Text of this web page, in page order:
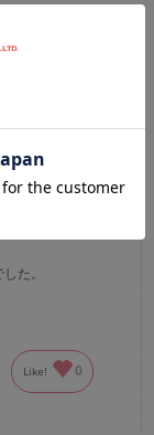
た。
Like! 0